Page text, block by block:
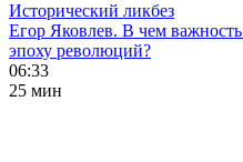
Исторический ликбез
Егор Яковлев. В чем
эпоху революций?
06:33
25 мин